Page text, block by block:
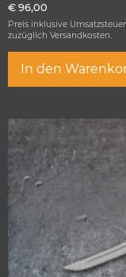
€ 96,00
Preis inklusive Umsatzsteuer
zuzüglich Versandkosten.
In den